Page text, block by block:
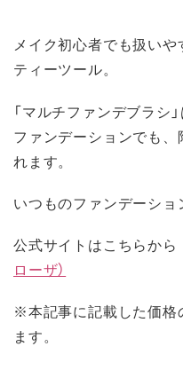
メイク初心者でも扱い
ティーツール。
「マルチファンデブラシ
ファンデーションでも、
れます。
いつものファンデーショ
公式サイトはこちらか
ローザ）
※本記事に記載した価格
ます。